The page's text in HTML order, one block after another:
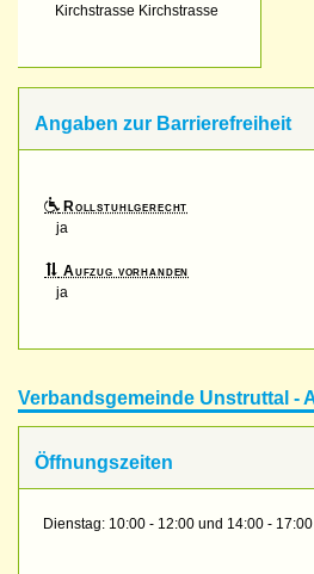
Kirchstrasse Kirchstrasse
Angaben zur Barrierefreiheit
Rollstuhlgerecht
ja
Aufzug vorhanden
ja
Verbandsgemeinde Unstruttal -
Öffnungszeiten
Dienstag: 10:00 - 12:00 und 14:00 - 17:00